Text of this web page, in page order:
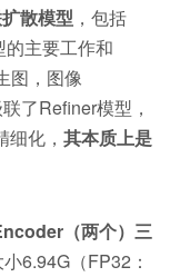
散模型 ，包括
主要工作和
图，图像
了Refiner模型，
化， 其本质上是
（两个）三
6.94G（FP32：